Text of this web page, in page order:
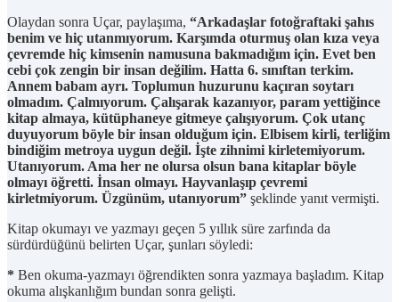
Olaydan sonra Uçar, paylaşıma, “Arkadaşlar fotoğraftaki şahıs
benim ve hiç utanmıyorum. Karşımda oturmuş olan kıza veya
çevremde hiç kimsenin namusuna bakmadığım için. Evet ben
cebi çok zengin bir insan değilim. Hatta 6. sınıftan terkim.
Annem babam ayrı. Toplumun huzurunu kaçıran soytarı
olmadım. Çalmıyorum. Çalışarak kazanıyor, param yettiğince
kitap almaya, kütüphaneye gitmeye çalışıyorum. Çok utanç
duyuyorum böyle bir insan olduğum için. Elbisem kirli, terliğim
bindiğim metroya uygun değil. İşte zihnimi kirletemiyorum.
Utanıyorum. Ama her ne olursa olsun bana kitaplar böyle
olmayı öğretti. İnsan olmayı. Hayvanlaşıp çevremi
kirletmiyorum. Üzgünüm, utanıyorum” şeklinde yanıt vermişti.
Kitap okumayı ve yazmayı geçen 5 yıllık süre zarfında da
sürdürdüğünü belirten Uçar, şunları söyledi:
* Ben okuma-yazmayı öğrendikten sonra yazmaya başladım. Kitap
okuma alışkanlığım bundan sonra gelişti.